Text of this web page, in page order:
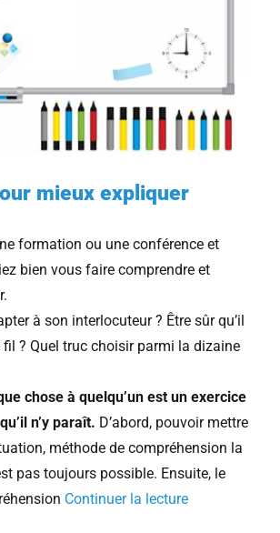
mieux expliquer
formation ou une conférence et
bien vous faire comprendre et
à son interlocuteur ? Être sûr qu’il
fil ? Quel truc choisir parmi la dizaine
chose à quelqu’un est un exercice
n’y paraît. D’abord, pouvoir mettre
méthode de compréhension la
pas toujours possible. Ensuite, le
Continuer la lecture